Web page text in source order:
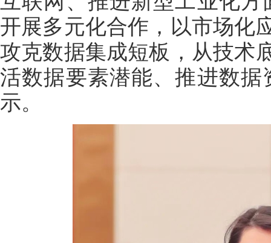
开展多元化合作，以市场化
攻克数据集成短板，从技术
活数据要素潜能、推进数据
示。